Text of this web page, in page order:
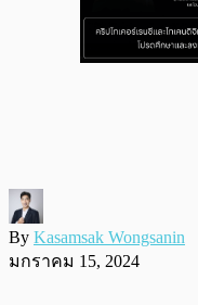
By Kasamsak Wongsanin
มกราคม 15, 2024